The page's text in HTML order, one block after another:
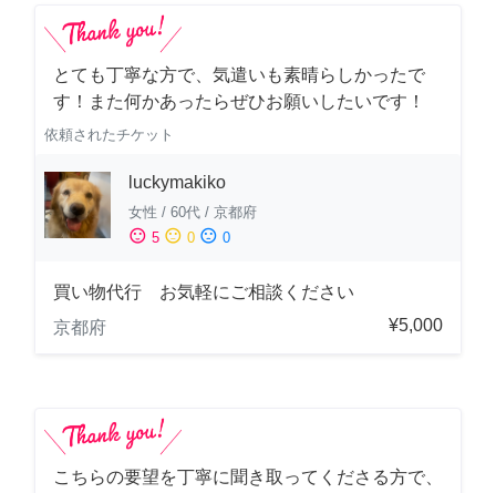
とても丁寧な方で、気遣いも素晴らしかったで
す！また何かあったらぜひお願いしたいです！
依頼されたチケット
luckymakiko
女性 / 60代 / 京都府
sentiment_satisfied 5 sentiment_neutral 0 sentiment_dissatisfied 0
買い物代行 お気軽にご相談ください
京都府
¥5,000
こちらの要望を丁寧に聞き取ってくださる方で、